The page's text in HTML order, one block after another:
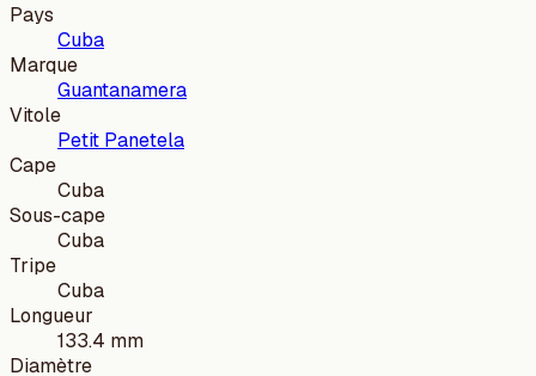
Pays
Cuba
Marque
Guantanamera
Vitole
Petit Panetela
Cape
Cuba
Sous-cape
Cuba
Tripe
Cuba
Longueur
133.4 mm
Diamètre